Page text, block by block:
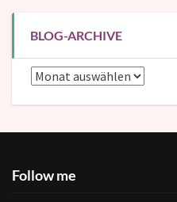
BLOG-ARCHIVE
Blog-
Follow me